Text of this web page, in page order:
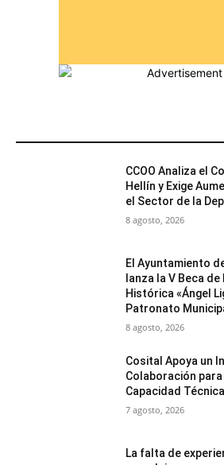
CCOO Analiza el
Hellín y Exige
el Sector de la
8 agosto, 2026
El Ayuntamiento
lanza la V Beca
Histórica «Ángel
Patronato
8 agosto, 2026
Cosital Apoya un
Colaboración
Capacidad
7 agosto, 2026
La falta de